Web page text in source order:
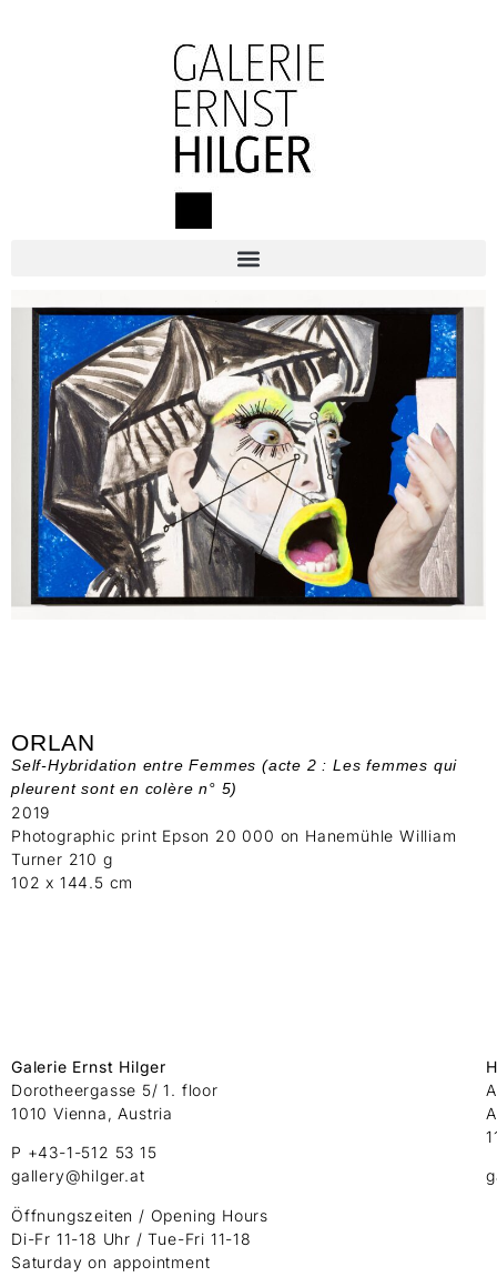
ORLAN
Self-Hybridation entre Femmes (acte 2 : Les femmes qui
pleurent sont en colère n° 5)
2019
Photographic print Epson 20 000 on Hanemühle William
Turner 210 g
102 x 144.5 cm
Galerie Ernst Hilger
Dorotheergasse 5/ 1. floor
1010 Vienna, Austria
P +43-1-512 53 15
gallery@hilger.at
Öffnungszeiten / Opening Hours
Di-Fr 11-18 Uhr / Tue-Fri 11-18
Saturday on appointment